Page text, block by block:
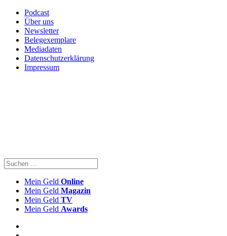
Podcast
Über uns
Newsletter
Belegexemplare
Mediadaten
Datenschutzerklärung
Impressum
Mein Geld Online
Mein Geld Magazin
Mein Geld TV
Mein Geld Awards